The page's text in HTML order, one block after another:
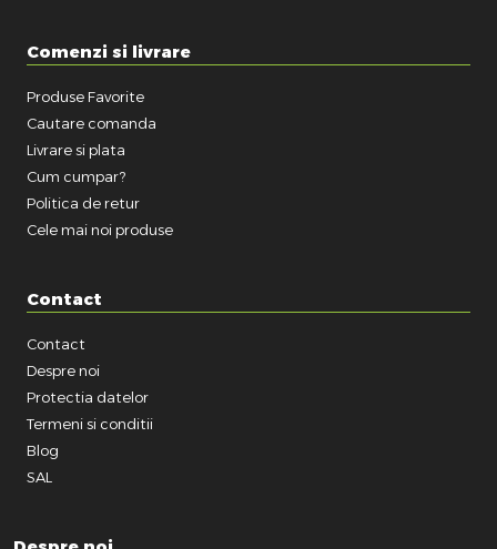
Comenzi si livrare
Produse Favorite
Cautare comanda
Livrare si plata
Cum cumpar?
Politica de retur
Cele mai noi produse
Contact
Contact
Despre noi
Protectia datelor
Termeni si conditii
Blog
SAL